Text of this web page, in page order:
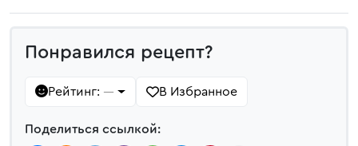
Понравился рецепт?
Рейтинг: — В Избранное
Поделиться ссылкой: